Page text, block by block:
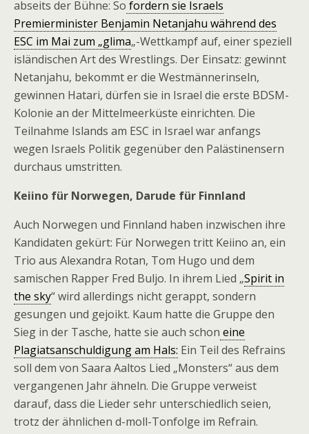
abseits der Bühne: So fordern sie Israels
Premierminister Benjamin Netanjahu während des
ESC im Mai zum „glima„-Wettkampf auf, einer speziell
isländischen Art des Wrestlings. Der Einsatz: gewinnt
Netanjahu, bekommt er die Westmännerinseln,
gewinnen Hatari, dürfen sie in Israel die erste BDSM-
Kolonie an der Mittelmeerküste einrichten. Die
Teilnahme Islands am ESC in Israel war anfangs
wegen Israels Politik gegenüber den Palästinensern
durchaus umstritten.
Keiino für Norwegen, Darude für Finnland
Auch Norwegen und Finnland haben inzwischen ihre
Kandidaten gekürt: Für Norwegen tritt Keiino an, ein
Trio aus Alexandra Rotan, Tom Hugo und dem
samischen Rapper Fred Buljo. In ihrem Lied „Spirit in
the sky“ wird allerdings nicht gerappt, sondern
gesungen und gejoikt. Kaum hatte die Gruppe den
Sieg in der Tasche, hatte sie auch schon eine
Plagiatsanschuldigung am Hals: Ein Teil des Refrains
soll dem von Saara Aaltos Lied „Monsters“ aus dem
vergangenen Jahr ähneln. Die Gruppe verweist
darauf, dass die Lieder sehr unterschiedlich seien,
trotz der ähnlichen d-moll-Tonfolge im Refrain.